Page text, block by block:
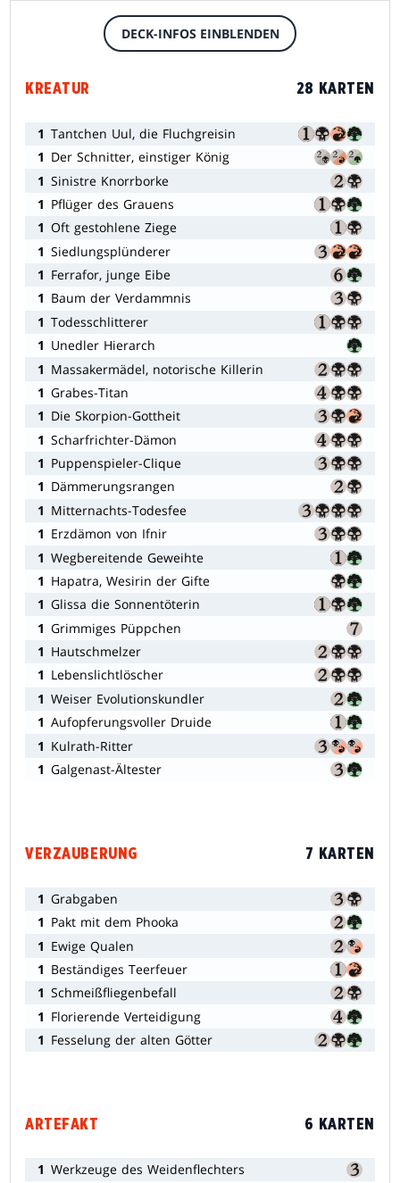
DECK-INFOS EINBLENDEN
KREATUR 28 KARTEN
1 Tantchen Uul, die Fluchgreisin
1 Der Schnitter, einstiger König
1 Sinistre Knorrborke
1 Pflüger des Grauens
1 Oft gestohlene Ziege
1 Siedlungsplünderer
1 Ferrafor, junge Eibe
1 Baum der Verdammnis
1 Todesschlitterer
1 Unedler Hierarch
1 Massakermädel, notorische Killerin
1 Grabes-Titan
1 Die Skorpion-Gottheit
1 Scharfrichter-Dämon
1 Puppenspieler-Clique
1 Dämmerungsrangen
1 Mitternachts-Todesfee
1 Erzdämon von Ifnir
1 Wegbereitende Geweihte
1 Hapatra, Wesirin der Gifte
1 Glissa die Sonnentöterin
1 Grimmiges Püppchen
1 Hautschmelzer
1 Lebenslichtlöscher
1 Weiser Evolutionskundler
1 Aufopferungsvoller Druide
1 Kulrath-Ritter
1 Galgenast-Ältester
VERZAUBERUNG 7 KARTEN
1 Grabgaben
1 Pakt mit dem Phooka
1 Ewige Qualen
1 Beständiges Teerfeuer
1 Schmeißfliegenbefall
1 Florierende Verteidigung
1 Fesselung der alten Götter
ARTEFAKT 6 KARTEN
1 Werkzeuge des Weidenflechters